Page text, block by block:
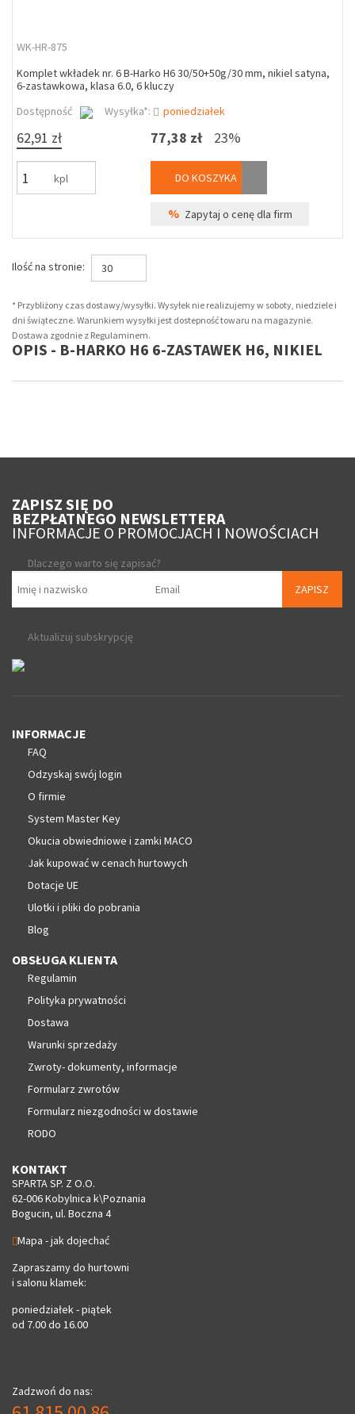
WK-HR-875
Komplet wkładek nr. 6 B-Harko H6 30/50+50g/30 mm, nikiel satyna,
6-zastawkowa, klasa 6.0, 6 kluczy
Dostępność
Wysyłka*: poniedziałek
62,91 zł
kpl
77,38 zł 23%
DO KOSZYKA
% Zapytaj o cenę dla firm
Ilość na stronie: 30
* Przybliżony czas dostawy/wysyłki. Wysyłek nie realizujemy w soboty, niedziele i
dni świąteczne. Warunkiem wysyłki jest dostepność towaru na magazynie.
Dostawa zgodnie z Regulaminem.
OPIS - B-HARKO H6 6-ZASTAWEK H6, NIKIEL
ZAPISZ SIĘ DO
BEZPŁATNEGO NEWSLETTERA
INFORMACJE O PROMOCJACH I NOWOŚCIACH
Dlaczego warto się zapisać?
ZAPISZ
Aktualizuj subskrypcję
INFORMACJE
FAQ
Odzyskaj swój login
O firmie
System Master Key
Okucia obwiedniowe i zamki MACO
Jak kupować w cenach hurtowych
Dotacje UE
Ulotki i pliki do pobrania
Blog
OBSŁUGA KLIENTA
Regulamin
Polityka prywatności
Dostawa
Warunki sprzedaży
Zwroty- dokumenty, informacje
Formularz zwrotów
Formularz niezgodności w dostawie
RODO
KONTAKT
SPARTA SP. Z O.O.
62-006 Kobylnica k\Poznania
Bogucin, ul. Boczna 4
Mapa - jak dojechać
Zapraszamy do hurtowni
i salonu klamek:
poniedziałek - piątek
od 7.00 do 16.00
Zadzwoń do nas: